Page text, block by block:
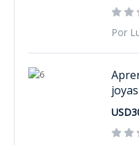
Por
joyas